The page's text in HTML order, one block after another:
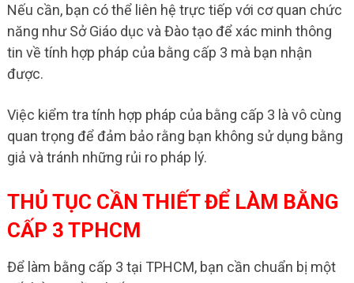
Nếu cần, bạn có thể liên hệ trực tiếp với cơ quan chức
năng như Sở Giáo dục và Đào tạo để xác minh thông
tin về tính hợp pháp của bằng cấp 3 mà bạn nhận
được.
Việc kiểm tra tính hợp pháp của bằng cấp 3 là vô cùng
quan trọng để đảm bảo rằng bạn không sử dụng bằng
giả và tránh những rủi ro pháp lý.
THỦ TỤC CẦN THIẾT ĐỂ LÀM BẰNG
CẤP 3 TPHCM
Để làm bằng cấp 3 tại TPHCM, bạn cần chuẩn bị một